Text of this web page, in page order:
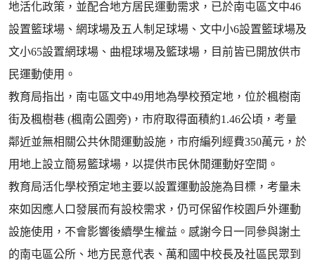
地活化政策，並配合地方居民運動需求，已於南屯區文中46
設置籃球場、網球場及五人制足球場、文中小6設置籃球場及
文小65設置網球場、曲棍球場及籃球場，目前皆已開放供市
民運動使用。
教育局指出，南屯區文中49用地為學校預定地，位於楓樹南
街及楓樹巷 (楓南公園旁)，市府取得面積約1.46公頃，考量
鄰近並無相關公共休閒運動設施，市府編列經費350萬元，於
用地上設立簡易籃球場，以提供市民休閒運動好空間。
教育局活化學校預定地主要以設置運動設施為目標，考量未
來如因應人口發展而有設校需求，仍可保留作校園戶外運動
設施使用，不會影響後續學生權益。感謝今日一同參與謝土
的南屯區公所、地方民意代表、萬和國中校長及社區民眾到